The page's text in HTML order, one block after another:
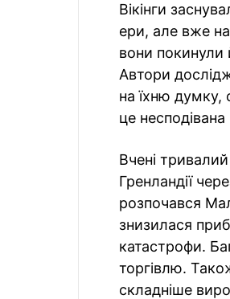
Вікінги
ери, але вже
вони покинули
Автори
на їхню думку,
це
Вчені
Гренландії
розпочався
знизилася
катастрофи.
торгівлю.
складніше